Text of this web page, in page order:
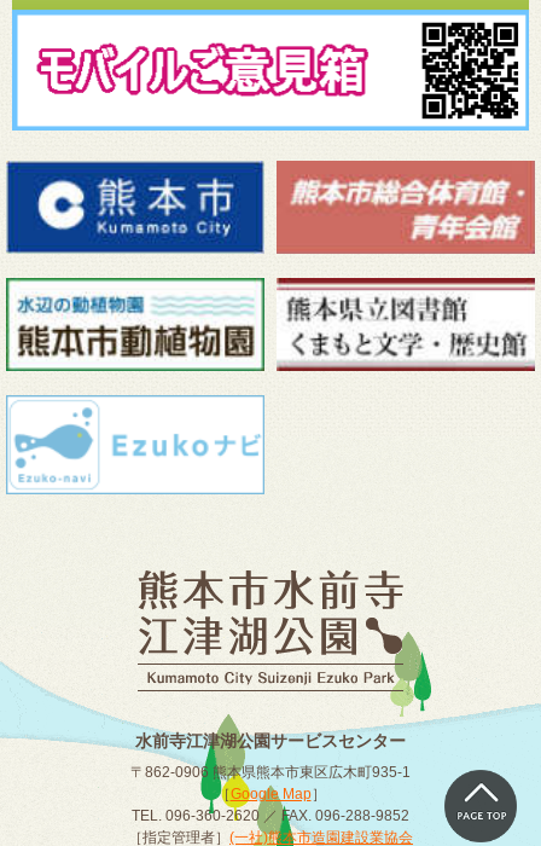
水前寺江津湖公園サービスセンター
〒862-0906 熊本県熊本市東区広木町935-1
［Google Map］
TEL. 096-360-2620 ／ FAX. 096-288-9852
［指定管理者］ (一社)熊本市造園建設業協会